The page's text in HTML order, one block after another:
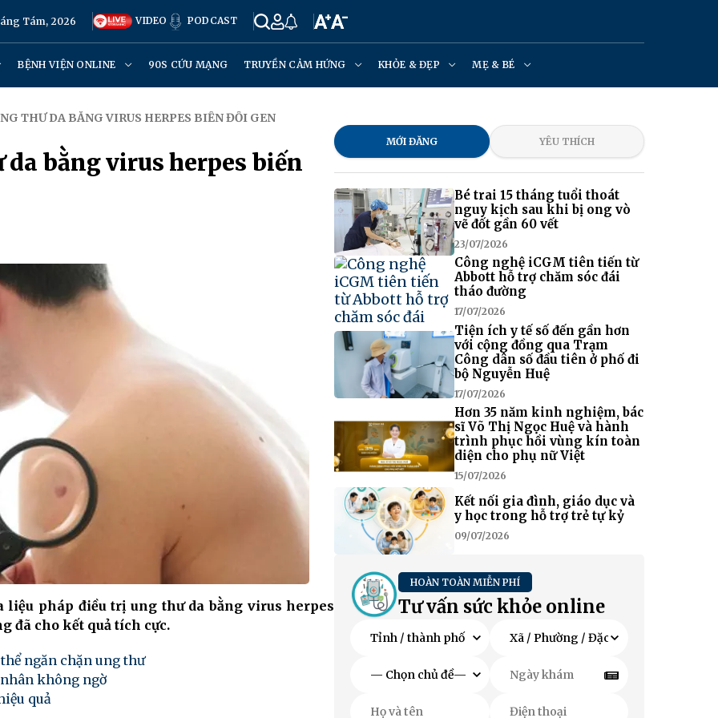
Tám, 2026 VIDEO PODCAST
BỆNH VIỆN ONLINE 90S CỨU MẠNG TRUYỀN CẢM HỨNG KHỎE & ĐẸP MẸ & BÉ
THƯ DA BẰNG VIRUS HERPES BIẾN ĐỔI GEN
bằng virus herpes biến
pháp điều trị ung thư da bằng virus herpes
đã cho kết quả tích cực.
ngăn chặn ung thư
không ngờ
quả
MỚI ĐĂNG YÊU THÍCH
Bé trai 15 tháng tuổi thoát
nguy kịch sau khi bị ong vò
vẽ đốt gần 60 vết
23/07/2026
Công nghệ iCGM tiên tiến từ
Abbott hỗ trợ chăm sóc đái
tháo đường
17/07/2026
Tiện ích y tế số đến gần hơn
với cộng đồng qua Trạm
Công dân số đầu tiên ở phố đi
bộ Nguyễn Huệ
17/07/2026
Hơn 35 năm kinh nghiệm, bác
sĩ Võ Thị Ngọc Huệ và hành
trình phục hồi vùng kín toàn
diện cho phụ nữ Việt
15/07/2026
Kết nối gia đình, giáo dục và
y học trong hỗ trợ trẻ tự kỷ
09/07/2026
HOÀN TOÀN MIỄN PHÍ
Tư vấn sức khỏe online